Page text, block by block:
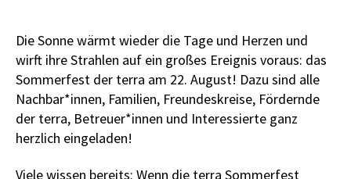
Die Sonne wärmt wieder die Tage und Herzen und
wirft ihre Strahlen auf ein großes Ereignis voraus: das
Sommerfest der terra am 22. August! Dazu sind alle
Nachbar*innen, Familien, Freundeskreise, Fördernde
der terra, Betreuer*innen und Interessierte ganz
herzlich eingeladen!
Viele wissen bereits: Wenn die terra Sommerfest